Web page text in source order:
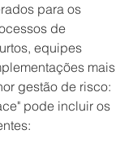
para os
de
equipes
mais
gestão de risco:
pode incluir os